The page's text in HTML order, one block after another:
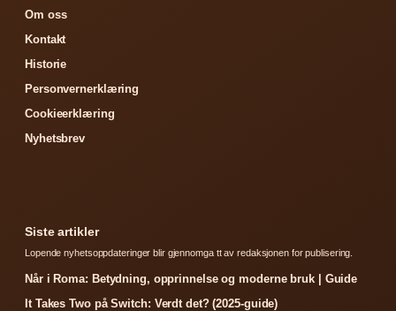
Om oss
Kontakt
Historie
Personvernerklæring
Cookieerklæring
Nyhetsbrev
Siste artikler
Lopende nyhetsoppdateringer blir gjennomga tt av redaksjonen for publisering.
Når i Roma: Betydning, opprinnelse og moderne bruk | Guide
It Takes Two på Switch: Verdt det? (2025-guide)